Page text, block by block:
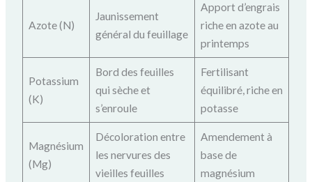
Azote (N)
Jaunissement
général du feuillage
Apport d’engrais
riche en azote au
printemps
Potassium
(K)
Bord des feuilles
qui sèche et
s’enroule
Fertilisant
équilibré, riche en
potasse
Magnésium
(Mg)
Décoloration entre
les nervures des
vieilles feuilles
Amendement à
base de
magnésium